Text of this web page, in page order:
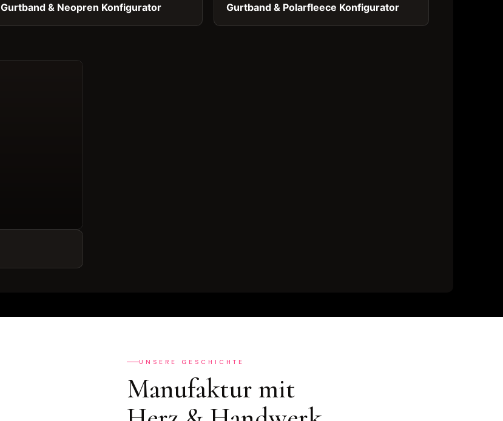
Gurtband & Neopren Konfigurator Gurtband & Polarfleece Konfigurator
UNSERE GESCHICHTE
Manufaktur mit